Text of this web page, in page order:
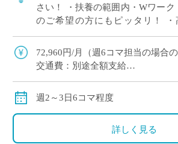
さい！ ・扶養の範囲内・Wワーク
のご希望の方にもピッタリ！ ・
学期スタート ・兵庫県西宮市エ
72,960円/月（週6コマ担当の場合
交通費：別途全額支給
算になります
週2～3日6コマ程度
詳しく見る